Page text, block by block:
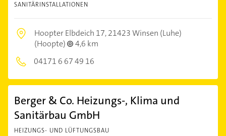
SANITÄRINSTALLATIONEN
Hoopter Elbdeich 17,21423 Winsen (Luhe)
(Hoopte)
4,6 km
04171 6 67 49 16
Berger & Co. Heizungs-, Klima und
Sanitärbau GmbH
HEIZUNGS- UND LÜFTUNGSBAU